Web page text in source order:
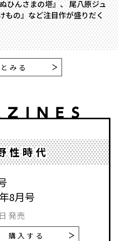
ひんさまの塔』、 尾八原ジュ
もの』など注目作が盛りだく
みる
性時代
8月号
発売
購入する